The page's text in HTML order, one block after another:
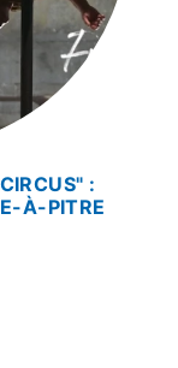
:
À-PITRE